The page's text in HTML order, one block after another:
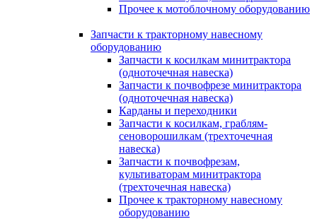
Прочее к мотоблочному оборудованию
Запчасти к тракторному навесному
оборудованию
Запчасти к косилкам минитрактора
(одноточечная навеска)
Запчасти к почвофрезе минитрактора
(одноточечная навеска)
Карданы и переходники
Запчасти к косилкам, граблям-
сеноворошилкам (трехточечная
навеска)
Запчасти к почвофрезам,
культиваторам минитрактора
(трехточечная навеска)
Прочее к тракторному навесному
оборудованию